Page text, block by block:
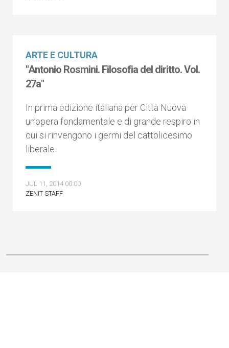
ARTE E CULTURA
"Antonio Rosmini. Filosofia del diritto. Vol.
27a"
In prima edizione italiana per Città Nuova
un’opera fondamentale e di grande respiro in
cui si rinvengono i germi del cattolicesimo
liberale
JUL 11, 2014 00:00
ZENIT STAFF